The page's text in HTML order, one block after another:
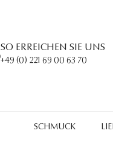
SO ERREICHEN SIE UNS
+49 (0) 221 69 00 63 70
SCHMUCK